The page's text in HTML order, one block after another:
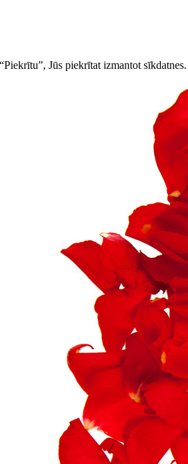
Jūs piekrītat izmantot